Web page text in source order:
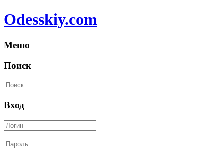
Odesskiy.com
Меню
Поиск
Вход